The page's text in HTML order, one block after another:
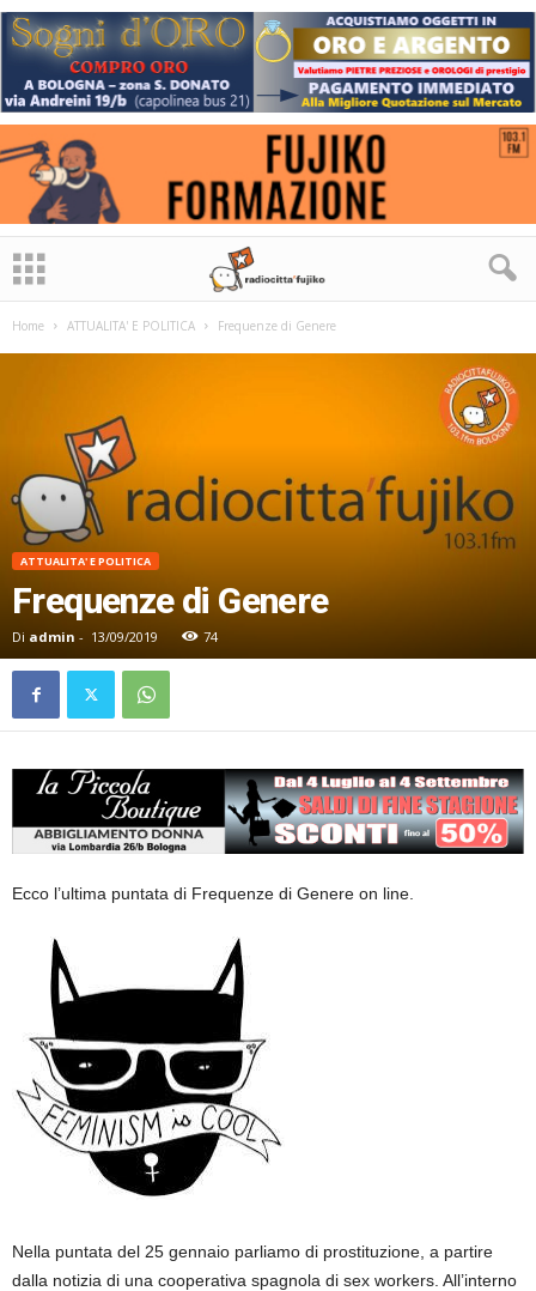
Home ATTUALITA' E POLITICA Frequenze di Genere
ATTUALITA' E POLITICA
Frequenze di Genere
Di admin - 13/09/2019 74
Ecco l’ultima puntata di Frequenze di Genere on line.
Nella puntata del 25 gennaio parliamo di prostituzione, a partire
dalla notizia di una cooperativa spagnola di sex workers. All’interno